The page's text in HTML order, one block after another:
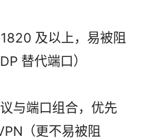
及以上，易被阻
替代端口）
与端口组合，优先
（更不易被阻